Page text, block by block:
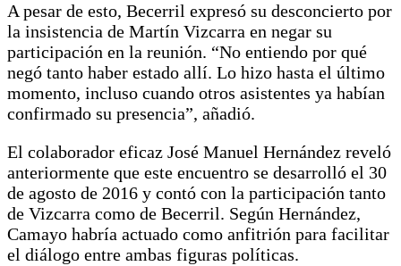
A pesar de esto, Becerril expresó su desconcierto por
la insistencia de Martín Vizcarra en negar su
participación en la reunión. “No entiendo por qué
negó tanto haber estado allí. Lo hizo hasta el último
momento, incluso cuando otros asistentes ya habían
confirmado su presencia”, añadió.
El colaborador eficaz José Manuel Hernández reveló
anteriormente que este encuentro se desarrolló el 30
de agosto de 2016 y contó con la participación tanto
de Vizcarra como de Becerril. Según Hernández,
Camayo habría actuado como anfitrión para facilitar
el diálogo entre ambas figuras políticas.